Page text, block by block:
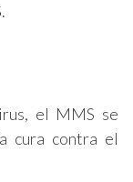
el MMS se
cura contra el